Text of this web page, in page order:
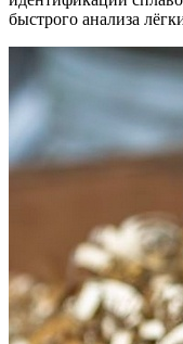
быстрого анализа